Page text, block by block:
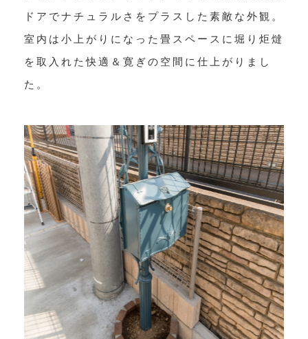
ドアでナチュラルさをプラスした素敵な外観。
室内は小上がりになった畳スペースに堀り炬燵
を取入れた快適＆寛ぎの空間に仕上がりまし
た。